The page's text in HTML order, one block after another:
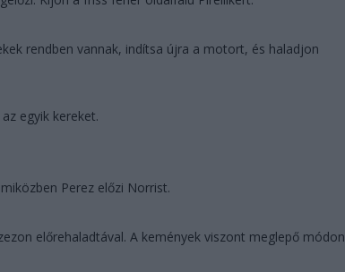
rendben vannak, indítsa újra a motort, és haladjon
egyik kereket.
Perez előzi Norrist.
előrehaladtával. A kemények viszont meglepő módon